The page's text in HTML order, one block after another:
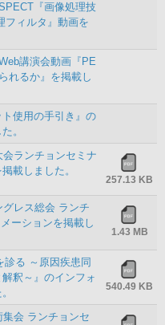
『画像処理技
フィルタ』動画を
講演会動画『PE
れるか』を掲載し
ト使用の手引き』の
。
ランチョンセミナ
載しました。
257.13 KB
レス総会 ランチ
ーションを掲載し
1.43 MB
診る ～原因疾患同
釈～』のインフォ
540.49 KB
会 ランチョンセ